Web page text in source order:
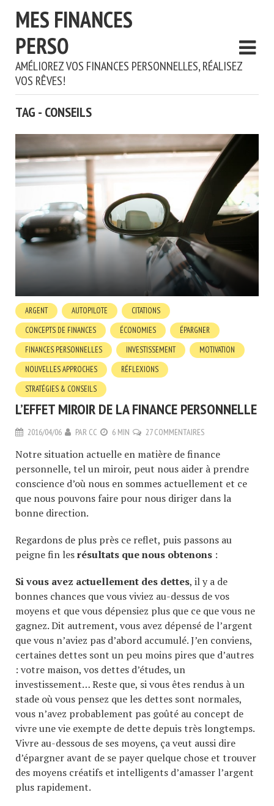
MES FINANCES
PERSO
AMÉLIOREZ VOS FINANCES PERSONNELLES, RÉALISEZ
VOS RÊVES!
TAG - CONSEILS
ARGENT AUTOPILOTE
CITATIONS
CONCEPTS DE FINANCES
ÉCONOMIES
ÉPARGNER
FINANCES PERSONNELLES
INVESTISSEMENT
MOTIVATION
NOUVELLES APPROCHES
RÉFLEXIONS
STRATÉGIES & CONSEILS
L’EFFET MIROIR DE LA FINANCE PERSONNELLE
2016/04/06 PAR CC 6 MIN 27 COMMENTAIRES
Notre situation actuelle en matière de finance
personnelle, tel un miroir, peut nous aider à prendre
conscience d’où nous en sommes actuellement et ce
que nous pouvons faire pour nous diriger dans la
bonne direction.
Regardons de plus près ce reflet, puis passons au
peigne fin lesrésultats que nous obtenons :
Si vous avez actuellement des dettes, il y a de
bonnes chances que vous viviez au-dessus de vos
moyens et que vous dépensiez plus que ce que vous ne
gagnez. Dit autrement, vous avez dépensé de l’argent
que vous n’aviez pas d’abord accumulé. J’en conviens,
certaines dettes sont un peu moins pires que d’autres
: votre maison, vos dettes d’études, un
investissement… Reste que, si vous êtes rendus à un
stade où vous pensez que les dettes sont normales,
vous n’avez probablement pas goûté au concept de
vivre une vie exempte de dette depuis très longtemps.
Vivre au-dessous de ses moyens, ça veut aussi dire
d’épargner avant de se payer quelque chose et trouver
des moyens créatifs et intelligents d’amasser l’argent
plus rapidement.